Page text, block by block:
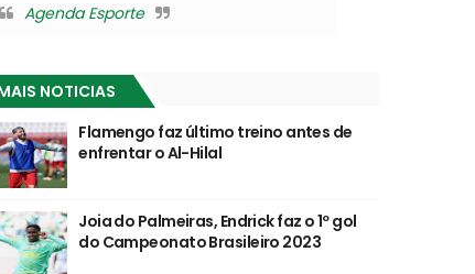
Agenda Esporte
NOTICIAS
Flamengo faz último treino antes de
enfrentar o Al-Hilal
Joia do Palmeiras, Endrick faz o 1º gol
do Campeonato Brasileiro 2023